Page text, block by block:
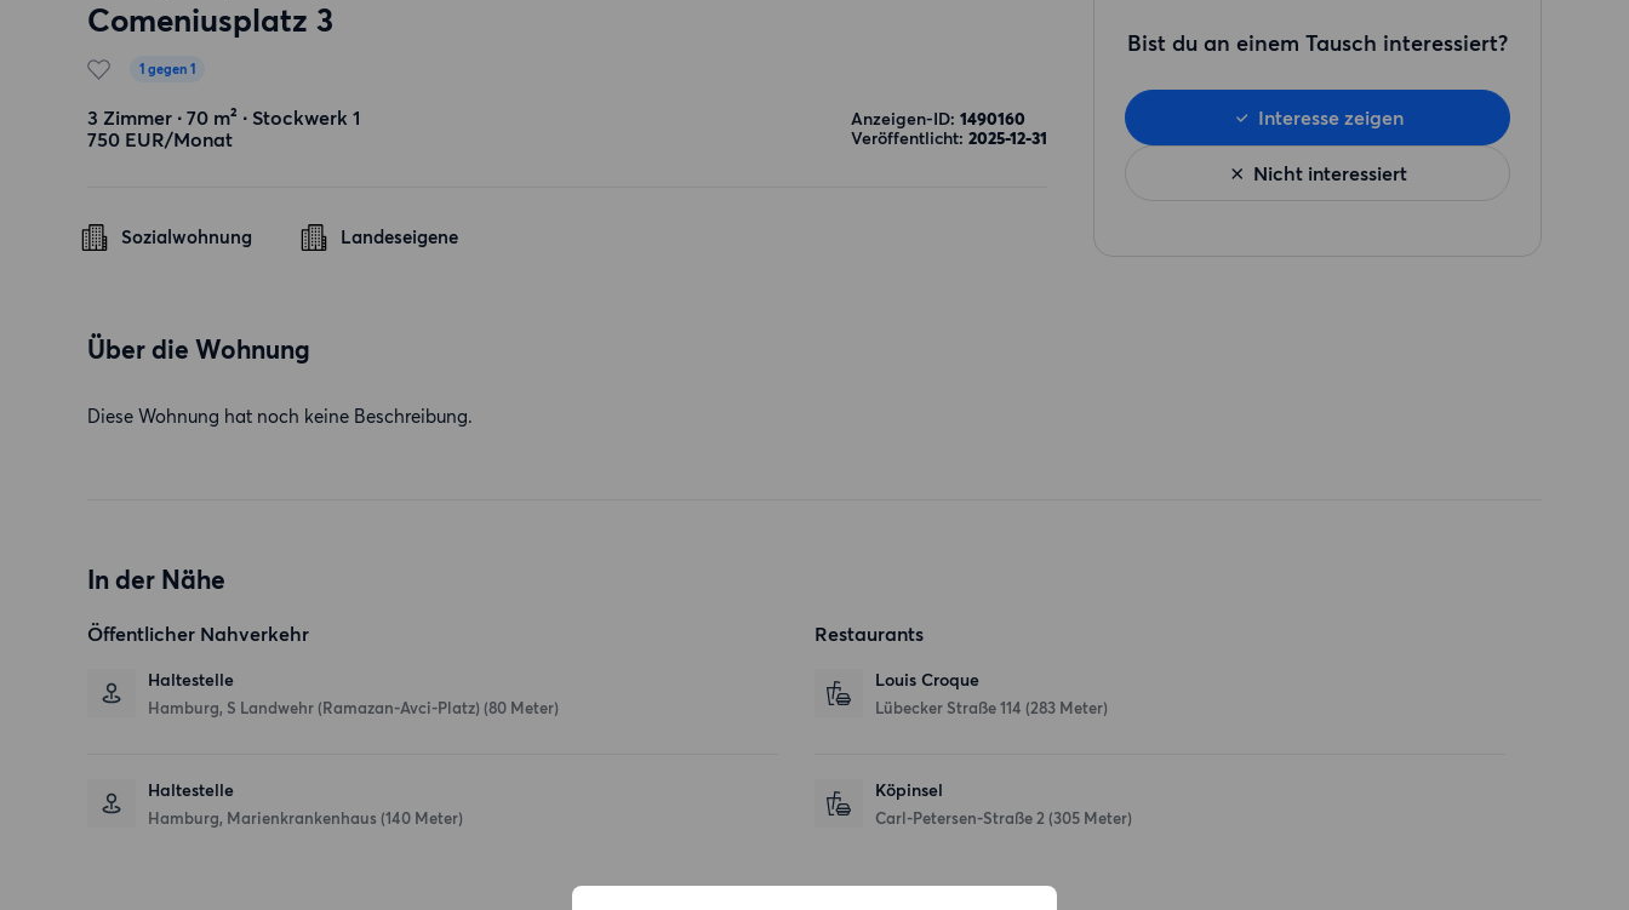
Comeniusplatz 3
1 gegen 1
3 Zimmer ∙ 70 m² ∙ Stockwerk 1
750 EUR/Monat
Anzeigen-ID: 1490160
Veröffentlicht: 2025-12-31
Sozialwohnung Landeseigene
Über die Wohnung
Diese Wohnung hat noch keine Beschreibung.
Bist du an einem Tausch interessiert?
Nicht interessiert
Interesse zeigen
In der Nähe
Öffentlicher Nahverkehr
Haltestelle
Hamburg, S Landwehr (Ramazan-Avci-Platz) (80 Meter)
Haltestelle
Hamburg, Marienkrankenhaus (140 Meter)
Restaurants
Louis Croque
Lübecker Straße 114 (283 Meter)
Köpinsel
Carl-Petersen-Straße 2 (305 Meter)